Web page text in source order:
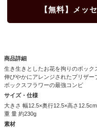
【無料】メッ
商品詳細
生き生きとしたお花を拘りのボック
伸びやかにアレンジされたプリザ
ボックスフラワーの最強コンビ
サイズ・仕様
大きさ 幅12.5×奥行12.5×高さ12.5cm
重 量 約230g
素材